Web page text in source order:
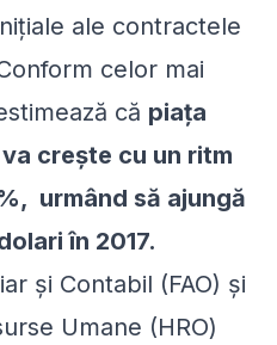
ale contractele
celor mai
că piața
crește cu un ritm
urmând să ajungă
în 2017.
și Contabil (FAO) și
Umane (HRO)